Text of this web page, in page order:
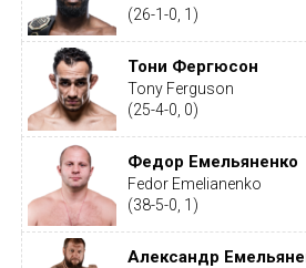
(26-1-0, 1)
Тони Фергюсон
Tony Ferguson
(25-4-0, 0)
Федор Емельяненко
Fedor Emelianenko
(38-5-0, 1)
Александр